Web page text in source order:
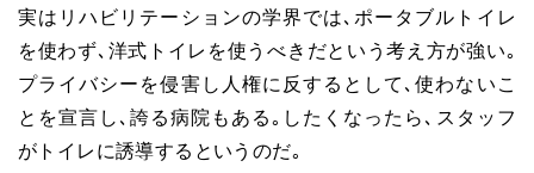
実はリハビリテーションの学界では､ポータブルトイレ
を使わず､洋式トイレを使うべきだという考え方が強い｡
プライバシーを侵害し人権に反するとして､使わないこ
とを宣言し､誇る病院もある｡したくなったら､スタッフ
がトイレに誘導するというのだ｡